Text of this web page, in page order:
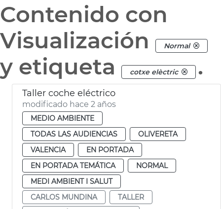
Contenido con
Visualización
Normal
y etiqueta cotxe elèctric .
Taller coche eléctrico
modificado hace 2 años
MEDIO AMBIENTE
TODAS LAS AUDIENCIAS
OLIVERETA
VALENCIA
EN PORTADA
EN PORTADA TEMÁTICA
NORMAL
MEDI AMBIENT I SALUT
CARLOS MUNDINA
TALLER